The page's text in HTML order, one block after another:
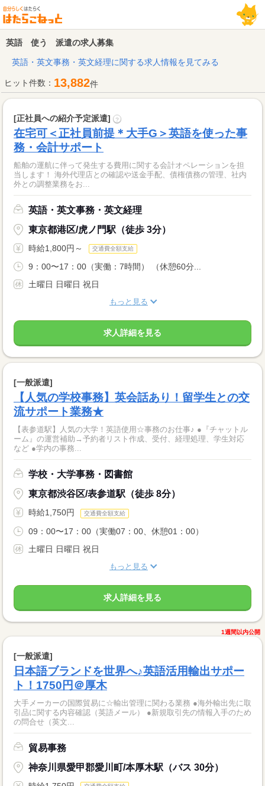
英語 使う 派遣の求人募集
英語・英文事務・英文経理に関する求人情報を見てみる
ヒット件数： 13,882件
[正社員への紹介予定派遣] ?
在宅可＜正社員前提＊大手G＞英語を使った事
務・会計サポート
船舶の運航に伴って発生する費用に関する会計オペレーションを担
当します！ 海外代理店との確認や送金手配、債権債務の管理、社内
外との調整業務をお...
英語・英文事務・英文経理
東京都港区/虎ノ門駅（徒歩 3分）
時給1,800円～ 交通費全額支給
9：00〜17：00（実働：7時間） （休憩60分...
土曜日 日曜日 祝日
もっと見る
求人詳細を見る
[一般派遣]
【人気の学校事務】英会話あり！留学生との交
流サポート業務★
【表参道駅】人気の大学！英語使用☆事務のお仕事♪ ●『チャットル
ーム』の運営補助→予約者リスト作成、受付、経理処理、学生対応
など ●学内の事務...
学校・大学事務・図書館
東京都渋谷区/表参道駅（徒歩 8分）
時給1,750円 交通費全額支給
09：00〜17：00（実働07：00、休憩01：00）
土曜日 日曜日 祝日
もっと見る
求人詳細を見る
1週間以内公開
[一般派遣]
日本語ブランドを世界へ♪英語活用輸出サポー
ト！1750円＠厚木
大手メーカーの国際貿易に☆輸出管理に関わる業務 ●海外輸出先に取
引品に関する内容確認（英語メール） ●新規取引先の情報入手のため
の問合せ（英文...
貿易事務
神奈川県愛甲郡愛川町/本厚木駅（バス 30分）